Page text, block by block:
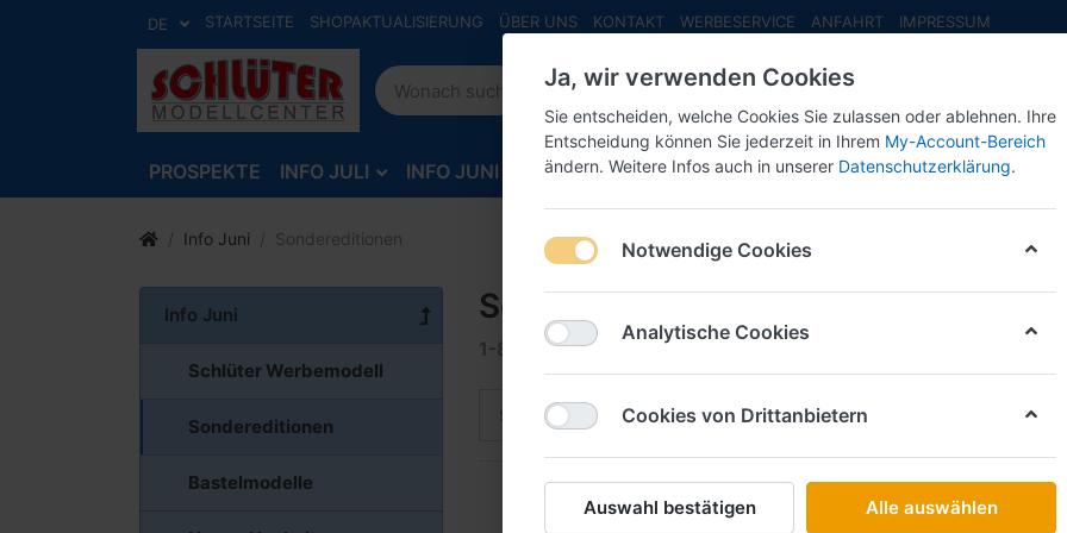
DE STARTSEITE SHOPAKTUALISIERUNG ÜBER UNS KONTAKT WERBESERVICE ANFAHRT IMPRESSUM
PROSPEKTE INFO JULI INFO JUNI INFO MAI NEU EINGETROFFEN NEUHEITEN
Info Juni Sondereditionen
Info Juni
Schlüter Werbemodell
Sondereditionen
Bastelmodelle
Sondereditionen
1-8 von8
Sortiere nach Name: A bis Z
HERPA
Ja, wir verwenden Cookies
Sie entscheiden, welche Cookies Sie zulassen oder ablehnen. Ihre
Entscheidung können Sie jederzeit in Ihrem My-Account-Bereich
ändern. Weitere Infos auch in unserer Datenschutzerklärung.
Notwendige Cookies
Analytische Cookies
Cookies von Drittanbietern
Auswahl bestätigen Alle auswählen